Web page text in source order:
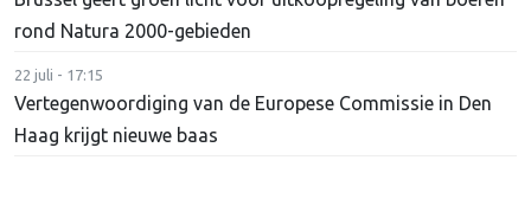
rond Natura 2000-gebieden
22 juli - 17:15
Vertegenwoordiging van de Europese Commissie in Den
Haag krijgt nieuwe baas